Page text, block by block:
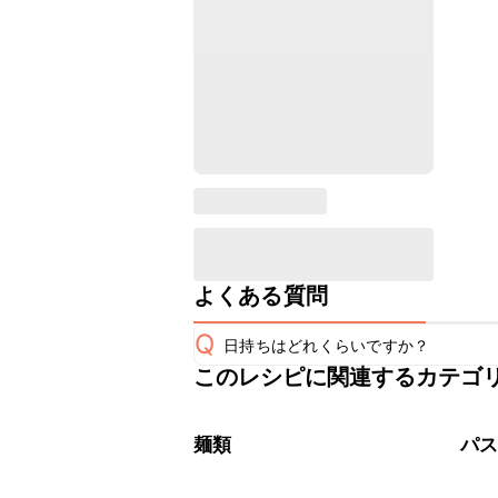
よくある質問
Q 日持ちはどれくらいですか？
こちらのレシピは出来たてをお召し
※日持ちは目安です。
このレシピに関連するカテゴ
麺類 パ